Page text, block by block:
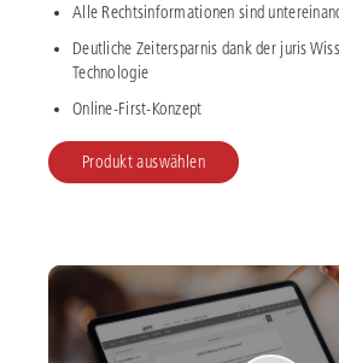
Alle Rechtsinformationen sind
Deutliche Zeitersparnis dank der juris
Technologie
Online-First-Konzept
Produkt auswählen